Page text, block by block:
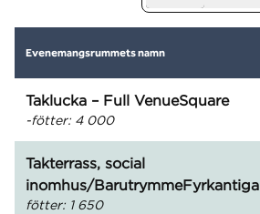
Evenemangsrummets namn
Taklucka – Full VenueSquare
-fötter: 4 000
Takterrass, social
inomhus/BarutrymmeFyrkantiga
fötter: 1 650